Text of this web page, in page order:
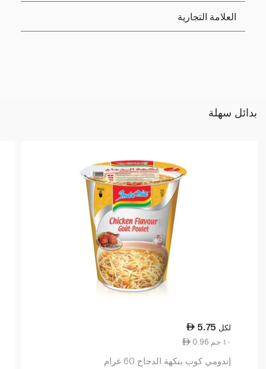
العلامة التجارية
بدائل سهلة
5.75 لكل
0.96 ١٠ جم
إندومي كوب بنكهة الدجاج 60 غرام